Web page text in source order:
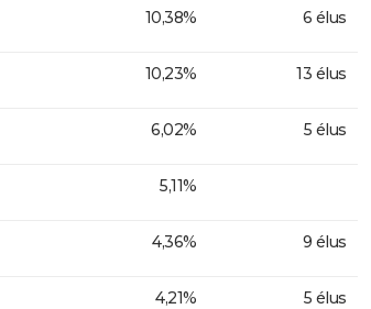
10,38% 6 élus
10,23% 13 élus
6,02% 5 élus
5,11%
4,36% 9 élus
4,21% 5 élus